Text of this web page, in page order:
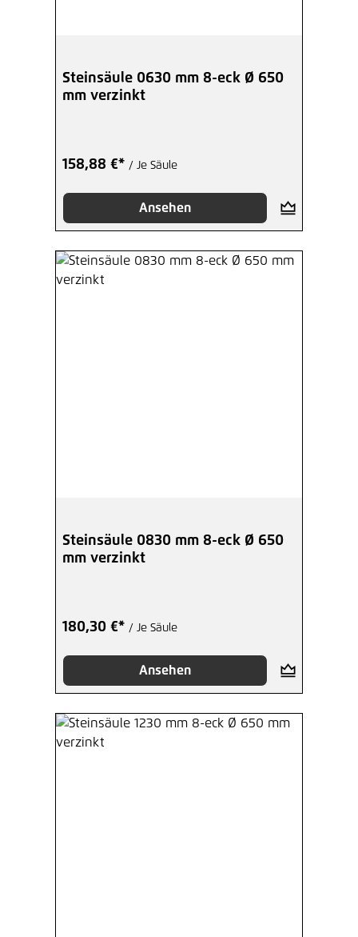
Steinsäule 0630 mm 8-eck Ø 650
mm verzinkt
158,88 €* / Je Säule
Ansehen
Steinsäule 0830 mm 8-eck Ø 650
mm verzinkt
180,30 €* / Je Säule
Ansehen